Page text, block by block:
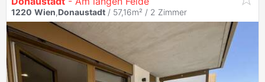
1220 Wien,Donaustadt / 57,16m² / 2 Zimmer